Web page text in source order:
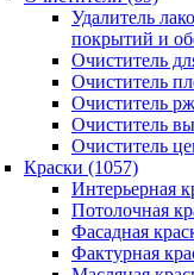
Удалитель
покрытий и
Очиститель
Очиститель
Очиститель
Очиститель
Очиститель
Краски (1057)
Интерьерная
Потолочная
Фасадная
Фактурная